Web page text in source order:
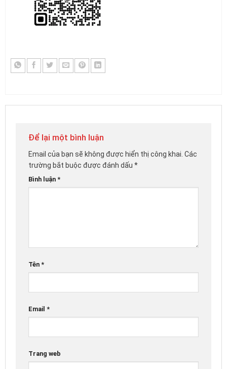
Để lại một bình luận
Email của bạn sẽ không được hiển thị công khai. Các
trường bắt buộc được đánh dấu *
Bình luận *
Tên *
Email *
Trang web